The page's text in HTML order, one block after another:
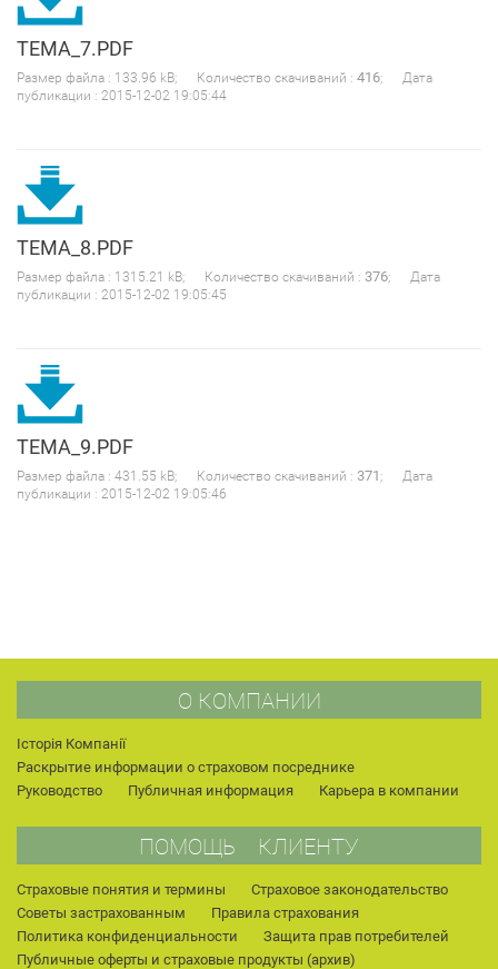
TEMA_7.PDF
Размер файла : 133.96 kB; Количество скачиваний : 416; Дата
публикации : 2015-12-02 19:05:44
TEMA_8.PDF
Размер файла : 1315.21 kB; Количество скачиваний : 376; Дата
публикации : 2015-12-02 19:05:45
TEMA_9.PDF
Размер файла : 431.55 kB; Количество скачиваний : 371 ; Дата
публикации : 2015-12-02 19:05:46
О КОМПАНИИ
Історія Компанії
Раскрытие информации о страховом посреднике
Руководство
Публичная информация Карьера в компании
ПОМОЩЬ КЛИЕНТУ
Страховые понятия и термины
Страховое законодательство
Советы застрахованным
Правила страхования
Политика конфиденциальности
Защита прав потребителей
Публичные оферты и страховые продукты (архив)